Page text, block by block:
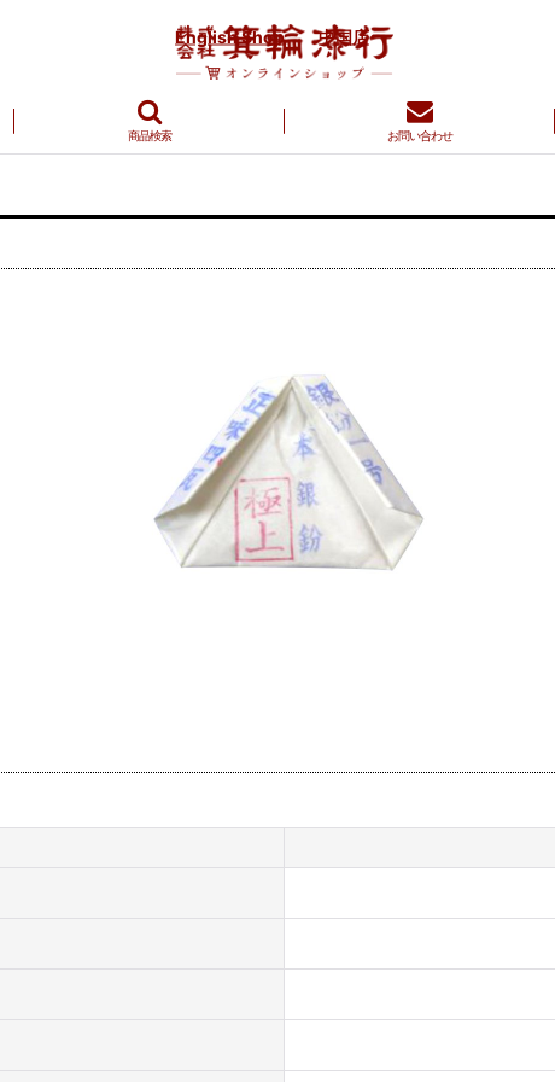
English Shop 中国店
商品検索 お問い合わせ